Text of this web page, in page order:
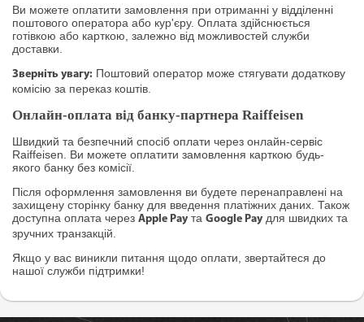
Ви можете оплатити замовлення при отриманні у відділенні
поштового оператора або кур'єру. Оплата здійснюється
готівкою або карткою, залежно від можливостей служби
доставки.
Зверніть увагу: Поштовий оператор може стягувати додаткову
комісію за переказ коштів.
Онлайн-оплата від банку-партнера Raiffeisen
Швидкий та безпечний спосіб оплати через онлайн-сервіс
Raiffeisen. Ви можете оплатити замовлення карткою будь-
якого банку без комісії.
Після оформлення замовлення ви будете перенаправлені на
захищену сторінку банку для введення платіжних даних. Також
доступна оплата через Apple Pay та Google Pay для швидких та
зручних транзакцій.
Якщо у вас виникли питання щодо оплати, звертайтеся до
нашої служби підтримки!